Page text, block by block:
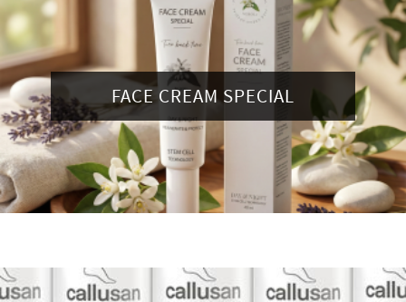
FACE CREAM SPECIAL